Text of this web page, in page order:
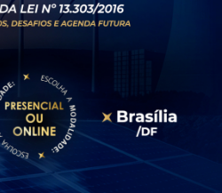
/PR CEP80240-000
(41) 2109-8666
(41) 98881-6616